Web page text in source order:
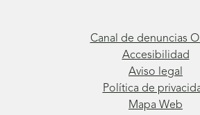
Canal de denuncias
Accesibilidad
Aviso legal
Política de
Mapa Web